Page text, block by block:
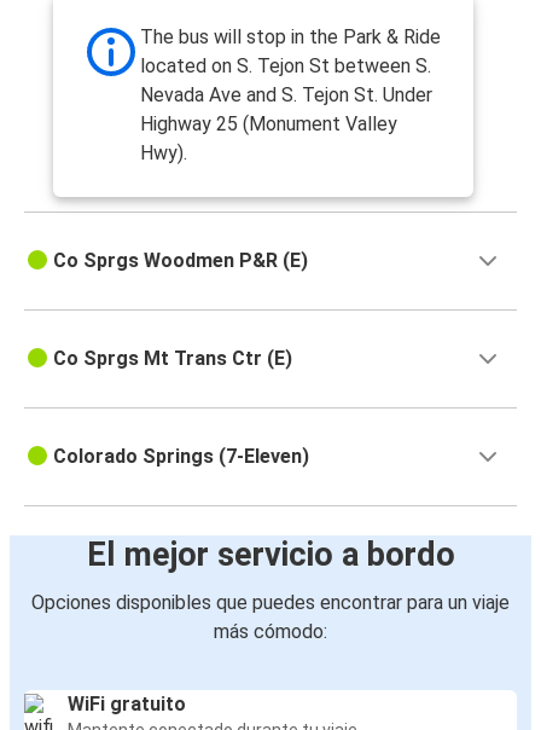
The bus will stop in the Park & Ride
located on S. Tejon St between S.
Nevada Ave and S. Tejon St. Under
Highway 25 (Monument Valley
Hwy).
Co Sprgs Woodmen P&R (E)
Co Sprgs Mt Trans Ctr (E)
Colorado Springs (7-Eleven)
El mejor servicio a bordo
Opciones disponibles que puedes encontrar para un viaje
más cómodo:
WiFi gratuito